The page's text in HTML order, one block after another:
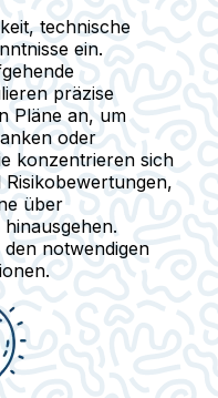
technische
ein.
präzise
Pläne an, um
oder
konzentrieren sich
über
notwendigen